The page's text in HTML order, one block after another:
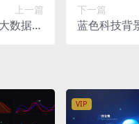
上一篇
数据sk
下一篇
蓝色科技背
VIP